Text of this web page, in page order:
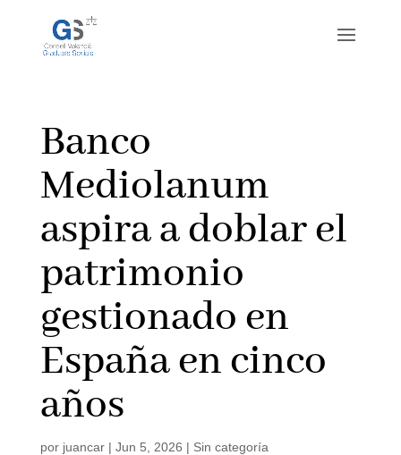
Banco
Mediolanum
aspira a doblar el
patrimonio
gestionado en
España en cinco
años
por juancar| Jun 5, 2026 | Sin categoría